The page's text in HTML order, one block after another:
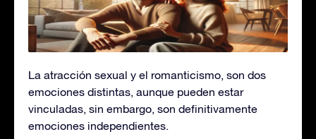
La atracción sexual y el romanticismo, son dos
emociones distintas, aunque pueden estar
vinculadas, sin embargo, son definitivamente
emociones independientes.